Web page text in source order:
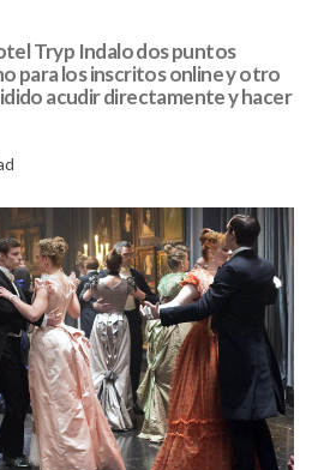
Tryp Indalo dos puntos
para los inscritos online y otro
acudir directamente y hacer